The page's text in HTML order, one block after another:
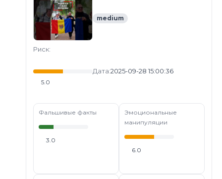
medium
Риск:
5.0
Дата:2025-09-28 15:00:36
Фальшивые факты
3.0
Эмоциональные
манипуляции
6.0